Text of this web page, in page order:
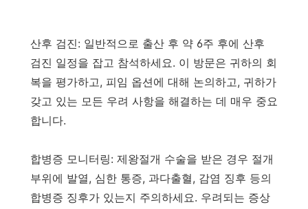
산후 검진: 일반적으로 출산 후 약 6주 후에 산후
검진 일정을 잡고 참석하세요. 이 방문은 귀하의 회
복을 평가하고, 피임 옵션에 대해 논의하고, 귀하가
갖고 있는 모든 우려 사항을 해결하는 데 매우 중요
합니다.
합병증 모니터링: 제왕절개 수술을 받은 경우 절개
부위에 발열, 심한 통증, 과다출혈, 감염 징후 등의
합병증 징후가 있는지 주의하세요. 우려되는 증상